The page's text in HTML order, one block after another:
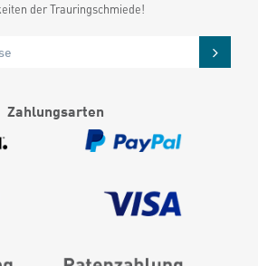
der Trauringschmiede!
Zahlungsarten